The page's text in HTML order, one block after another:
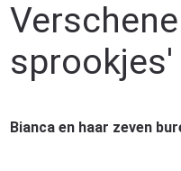
sprookjes'
Bianca en haar zeven